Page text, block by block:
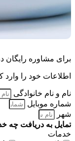
برای مشاوره رایگان
اطلاعات خود را وارد
نام و نام خانوادگی
شماره موبایل
شهر
تمایل به دریافت چه
خدمات